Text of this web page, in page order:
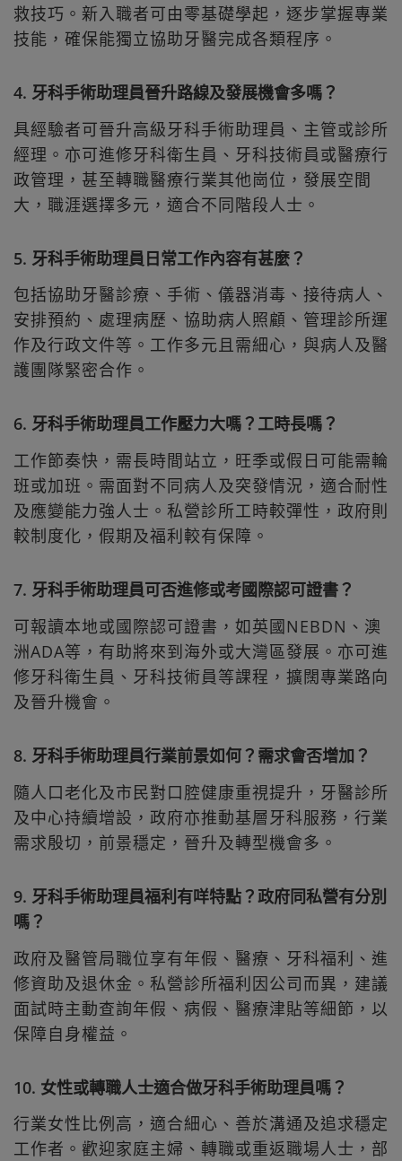
救技巧。新入職者可由零基礎學起，逐步掌握專業
技能，確保能獨立協助牙醫完成各類程序。
4. 牙科手術助理員晉升路線及發展機會多嗎？
具經驗者可晉升高級牙科手術助理員、主管或診所
經理。亦可進修牙科衛生員、牙科技術員或醫療行
政管理，甚至轉職醫療行業其他崗位，發展空間
大，職涯選擇多元，適合不同階段人士。
5. 牙科手術助理員日常工作內容有甚麼？
包括協助牙醫診療、手術、儀器消毒、接待病人、
安排預約、處理病歷、協助病人照顧、管理診所運
作及行政文件等。工作多元且需細心，與病人及醫
護團隊緊密合作。
6. 牙科手術助理員工作壓力大嗎？工時長嗎？
工作節奏快，需長時間站立，旺季或假日可能需輪
班或加班。需面對不同病人及突發情況，適合耐性
及應變能力強人士。私營診所工時較彈性，政府則
較制度化，假期及福利較有保障。
7. 牙科手術助理員可否進修或考國際認可證書？
可報讀本地或國際認可證書，如英國NEBDN、澳
洲ADA等，有助將來到海外或大灣區發展。亦可進
修牙科衛生員、牙科技術員等課程，擴闊專業路向
及晉升機會。
8. 牙科手術助理員行業前景如何？需求會否增加？
隨人口老化及市民對口腔健康重視提升，牙醫診所
及中心持續增設，政府亦推動基層牙科服務，行業
需求殷切，前景穩定，晉升及轉型機會多。
9. 牙科手術助理員福利有咩特點？政府同私營有分別
嗎？
政府及醫管局職位享有年假、醫療、牙科福利、進
修資助及退休金。私營診所福利因公司而異，建議
面試時主動查詢年假、病假、醫療津貼等細節，以
保障自身權益。
10. 女性或轉職人士適合做牙科手術助理員嗎？
行業女性比例高，適合細心、善於溝通及追求穩定
工作者。歡迎家庭主婦、轉職或重返職場人士，部